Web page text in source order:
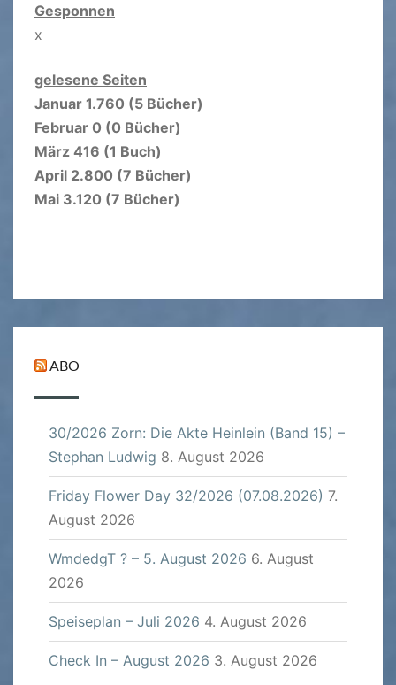
Gesponnen
x
gelesene Seiten
Januar 1.760 (5 Bücher)
Februar 0 (0 Bücher)
März 416 (1 Buch)
April 2.800 (7 Bücher)
Mai 3.120 (7 Bücher)
ABO
30/2026 Zorn: Die Akte Heinlein (Band 15) –
Stephan Ludwig 8. August 2026
Friday Flower Day 32/2026 (07.08.2026) 7.
August 2026
WmdedgT ? – 5. August 2026 6. August
2026
Speiseplan – Juli 2026 4. August 2026
Check In – August 2026 3. August 2026